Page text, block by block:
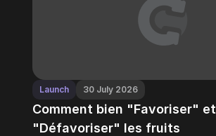
Launch 30 July 2026
Comment bien "Favoriser" et
"Défavoriser" les fruits